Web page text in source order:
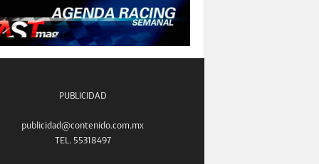
PUBLICIDAD
publicidad@contenido.com.mx
TEL. 55318497